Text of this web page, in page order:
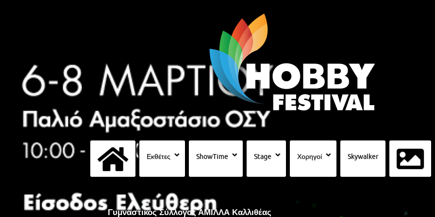
Εκθέτες ShowTime Stage Χορηγοί Skywalker
Γυμναστικός Σύλλογος ΑΜΙΛΛΑ Καλλιθέας